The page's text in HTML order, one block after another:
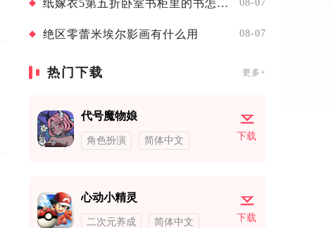
纸嫁衣5第五折卧室书柜里的书怎么摆 08-07
绝区零蕾米埃尔影画有什么用 08-07
热门下载 更多+
代号魔物娘
角色扮演 简体中文 下载
心动小精灵
二次元养成 简体中文 下载